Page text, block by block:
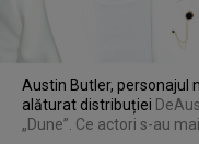
Austin Butler, personajul
alăturat distribuției De
„Dune”. Ce actori s-au